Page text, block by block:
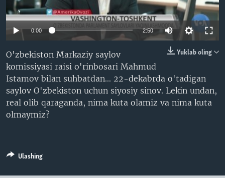
VIDEO
XABARLAR SURATLARDA
ODNOKLASSNIKI
TELEGRAM
SOUNDCLOUD
VOA
0:00 2:50
Yuklab oling
O'zbekiston Markaziy saylov
komissiyasi raisi o'rinbosari Mahmud
Istamov bilan suhbatdan... 22-dekabrda o'tadigan
saylov O'zbekiston uchun siyosiy sinov. Lekin undan,
real olib qaraganda, nima kuta olamiz va nima kuta
olmaymiz?
Ulashing